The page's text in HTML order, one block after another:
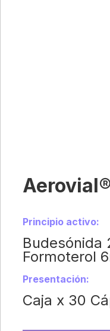
Principio activo:
Budesónida
Formoterol
Presentación:
Caja x 30